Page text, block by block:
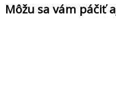
Môžu sa vám páčiť